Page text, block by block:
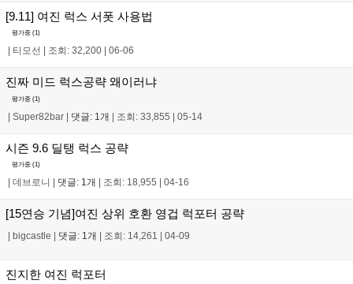
[9.11] 여진 럭스 서폿 사용법
평가중 (1)
티모선 조회: 32,200 06-06
진짜 미드 럭스공략 왜이러냐
평가중 (1)
| Super82bar | 댓글: 1개 | 조회: 33,855 | 05-14
시즌 9.6 딜탱 럭스 공략
평가중 (1)
데브로니 댓글: 1개 조회: 18,955 04-16
[15연승 기념]여진 상위 호환 영겁 럭포터 공략
bigcastle 댓글: 1개 조회: 14,261 04-09
진지한 여진 럭포터